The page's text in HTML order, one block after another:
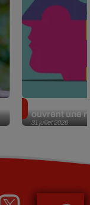
31 juillet 2026
ouvrent une